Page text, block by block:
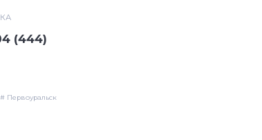
(444)
# Первоуральск